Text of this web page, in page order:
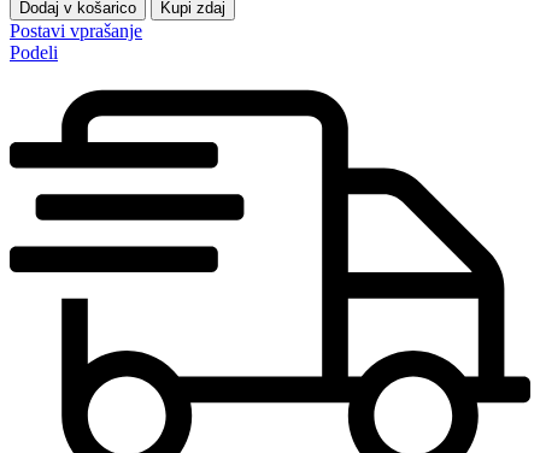
Dodaj v košarico
Kupi zdaj
Postavi vprašanje
Podeli